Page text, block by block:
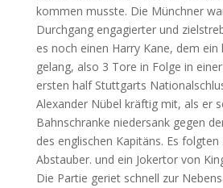
kommen musste. Die Münchner
Durchgang engagierter und
es noch einen Harry Kane, dem
gelang, also 3 Tore in Folge in
ersten half Stuttgarts
Alexander Nübel kräftig mit, als er
Bahnschranke niedersank gegen
des englischen Kapitäns. Es
Abstauber. und ein Jokertor von
Die Partie geriet schnell zur